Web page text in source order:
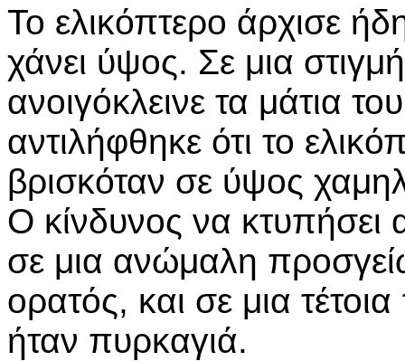
Το ελικόπτερο άρχισε
χάνει ύψος. Σε μια
ανοιγόκλεινε τα μάτια
αντιλήφθηκε ότι το
βρισκόταν σε ύψος
Ο κίνδυνος να κτυπήσει
σε μια ανώμαλη
ορατός, και σε μια
ήταν πυρκαγιά.